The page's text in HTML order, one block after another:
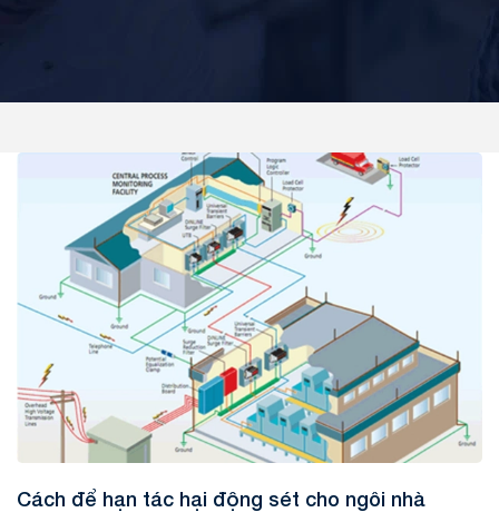
Cách để hạn tác hại động sét cho ngôi nhà